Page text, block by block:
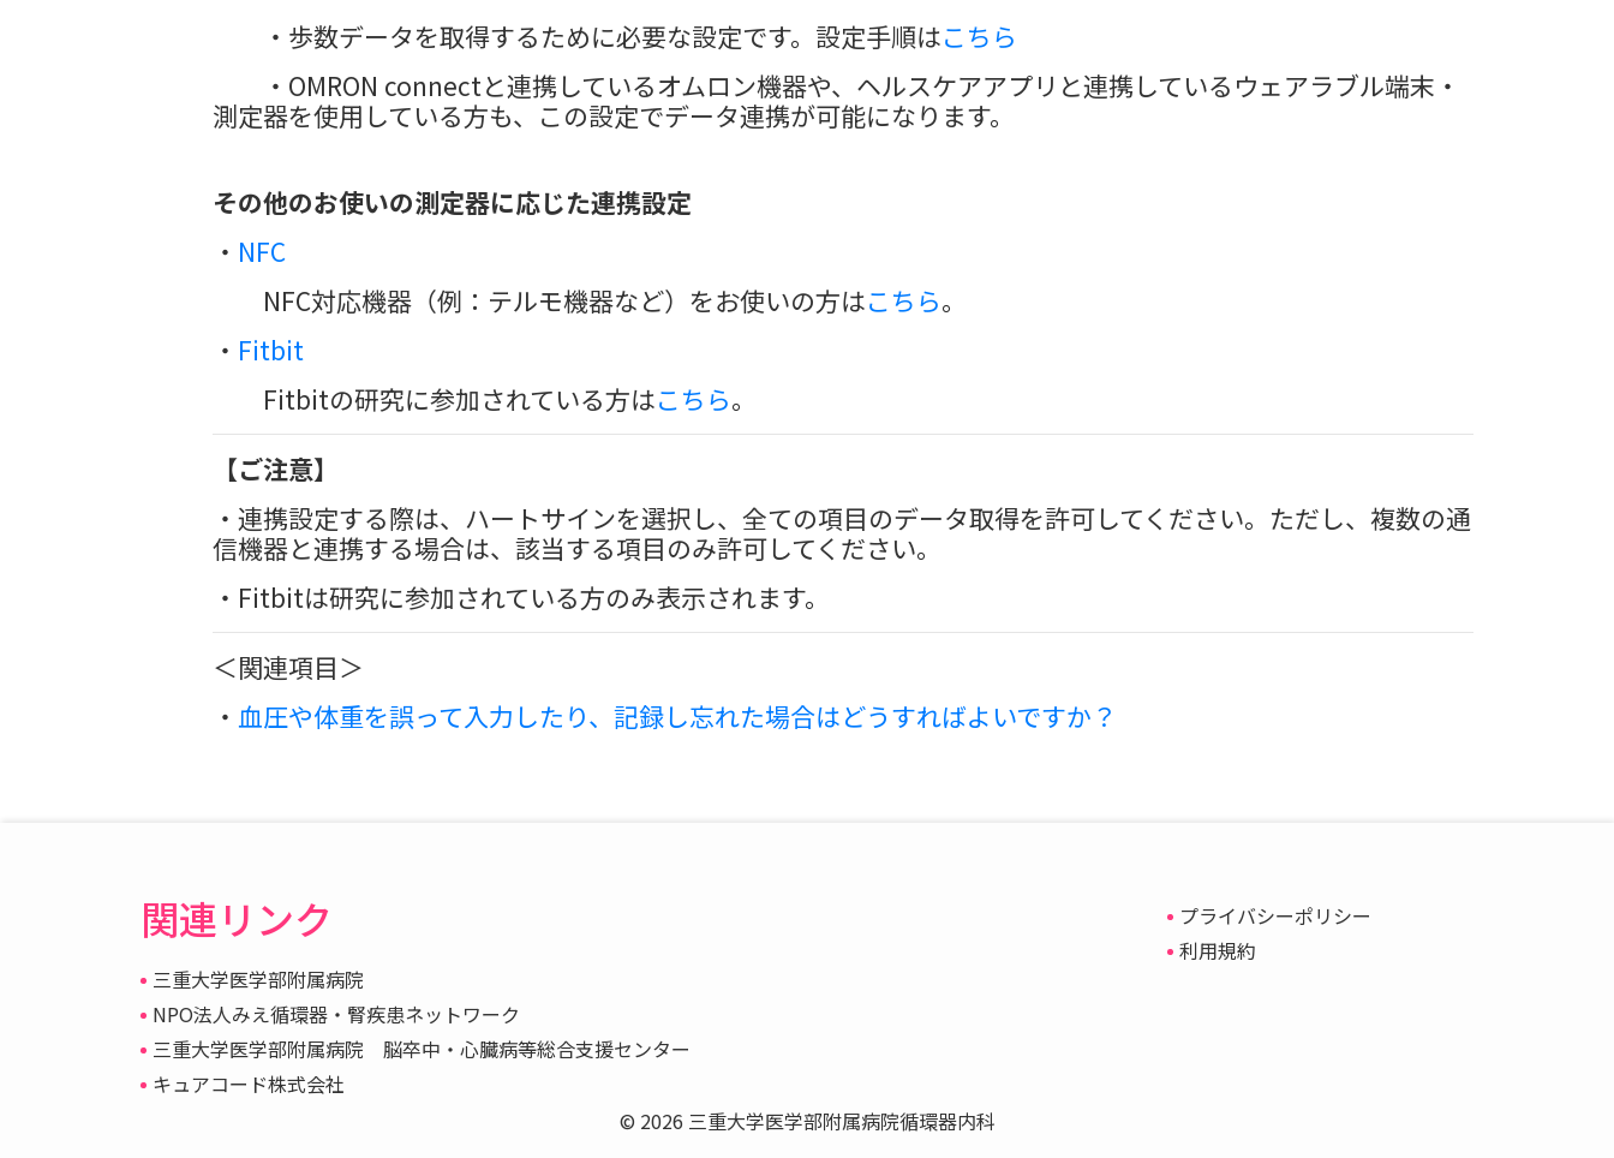
・歩数データを取得するために必要な設定です。設定手順はこちら
・OMRON connectと連携しているオムロン機器や、ヘルスケアアプリと連携しているウェアラブル端末・
測定器を使用している方も、この設定でデータ連携が可能になります。
その他のお使いの測定器に応じた連携設定
・ NFC
NFC対応機器（例：テルモ機器など）をお使いの方はこちら。
・ Fitbit
Fitbitの研究に参加されている方はこちら。
【ご注意】
・連携設定する際は、ハートサインを選択し、全ての項目のデータ取得を許可してください。ただし、複数の通
信機器と連携する場合は、該当する項目のみ許可してください。
・Fitbitは研究に参加されている方のみ表示されます。
＜関連項目＞
・ 血圧や体重を誤って入力したり、記録し忘れた場合はどうすればよいですか？
関連リンク
三重大学医学部附属病院
NPO法人みえ循環器・腎疾患ネットワーク
三重大学医学部附属病院 脳卒中・心臓病等総合支援センター
キュアコード株式会社
プライバシーポリシー
利用規約
© 2026 三重大学医学部附属病院循環器内科